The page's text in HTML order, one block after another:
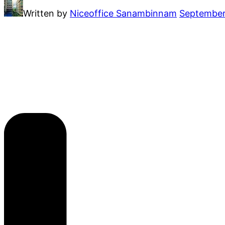
Written by Niceoffice Sanambinnam